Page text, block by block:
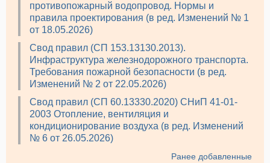
противопожарный водопровод. Нормы и
правила проектирования (в ред. Изменений № 1
от 18.05.2026)
Свод правил (СП 153.13130.2013).
Инфраструктура железнодорожного транспорта.
Требования пожарной безопасности (в ред.
Изменений № 2 от 22.05.2026)
Свод правил (СП 60.13330.2020) СНиП 41-01-
2003 Отопление, вентиляция и
кондиционирование воздуха (в ред. Изменений
№ 6 от 26.05.2026)
Ранее добавленные